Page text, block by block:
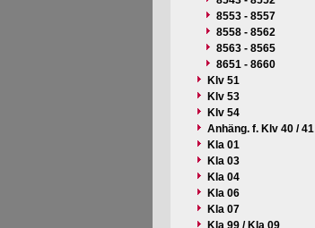
8553 - 8557
8558 - 8562
8563 - 8565
8651 - 8660
Klv 51
Klv 53
Klv 54
Anhäng. f. Klv 40 / 41
Kla 01
Kla 03
Kla 04
Kla 06
Kla 07
Kla 99 / Kla 09